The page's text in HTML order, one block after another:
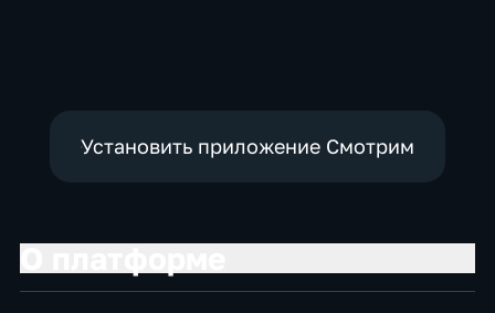
Установить приложение Смотрим